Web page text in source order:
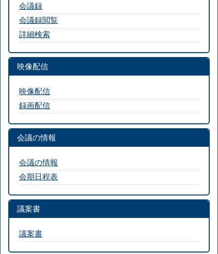
会議録
会議録閲覧
詳細検索
映像配信
映像配信
録画配信
会議の情報
会議の情報
会期日程表
議案書
議案書